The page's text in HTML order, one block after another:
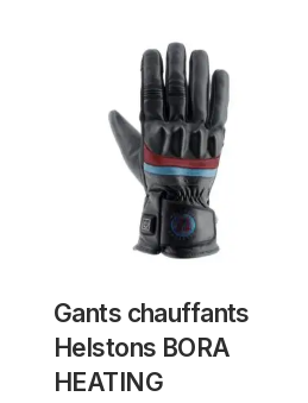
Gants chauffants
Helstons BORA
HEATING